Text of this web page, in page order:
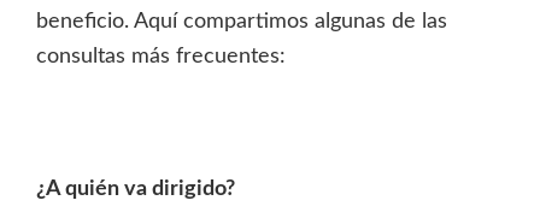
beneficio. Aquí compartimos algunas de las
consultas más frecuentes:
¿A quién va dirigido?